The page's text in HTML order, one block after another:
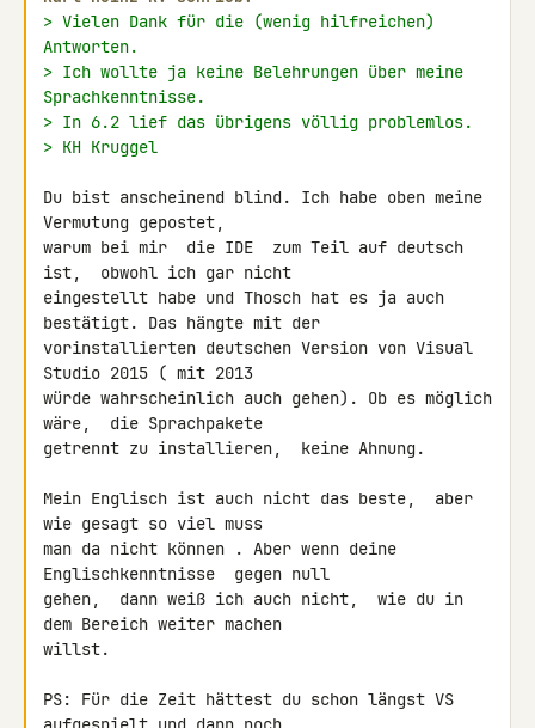
> Vielen Dank für die (wenig hilfreichen)
Antworten.
> Ich wollte ja keine Belehrungen über meine
Sprachkenntnisse.
> In 6.2 lief das übrigens völlig problemlos.
> KH Kruggel
Du bist anscheinend blind. Ich habe oben meine
Vermutung gepostet,
warum bei mir  die IDE  zum Teil auf deutsch
ist,  obwohl ich gar nicht
eingestellt habe und Thosch hat es ja auch
bestätigt. Das hängte mit der
vorinstallierten deutschen Version von Visual
Studio 2015 ( mit 2013
würde wahrscheinlich auch gehen). Ob es möglich
wäre,  die Sprachpakete
getrennt zu installieren,  keine Ahnung.
Mein Englisch ist auch nicht das beste,  aber
wie gesagt so viel muss
man da nicht können . Aber wenn deine
Englischkenntnisse  gegen null
gehen,  dann weiß ich auch nicht,  wie du in
dem Bereich weiter machen
willst.
PS: Für die Zeit hättest du schon längst VS